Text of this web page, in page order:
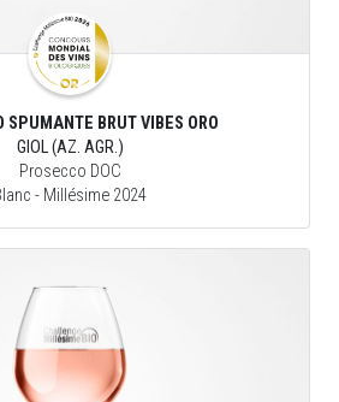
SPUMANTE BRUT VIBES ORO
GIOL (AZ. AGR.)
Prosecco DOC
- Millésime 2024